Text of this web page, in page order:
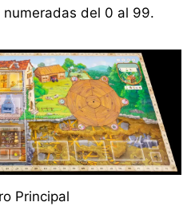
del 0 al 99.
Principal